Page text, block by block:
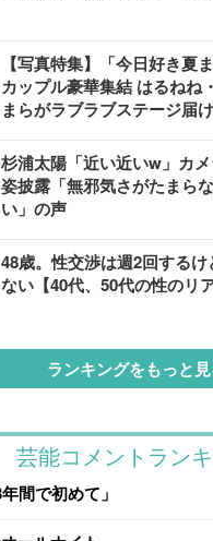
【写真特集】「今日好き夏
カップル豪華集結 はるねね
まらがラブラブステージ届
杉浦太陽「近い近いw」カ
姿披露「無邪気さがたまら
い」の声
48歳。性交渉は週2回する
ない【40代、50代の性のリ
ランキングをもっと